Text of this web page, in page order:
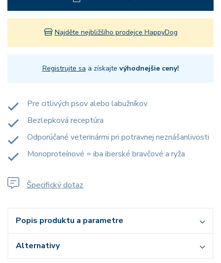
Najděte nejbližšího prodejce HappyDog
Registrujte sa a získajte výhodnejšie ceny!
Pre citlivých psov alebo labužníkov
Bezlepková receptúra
Odporúčané veterinármi pri potravnej neznášanlivosti
Monoproteínové = iba iberské bravčové a ryža
Špecifický dotaz
Popis produktu a parametre
Alternativy